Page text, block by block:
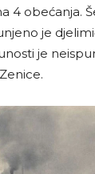
4 obećanja.
je
je